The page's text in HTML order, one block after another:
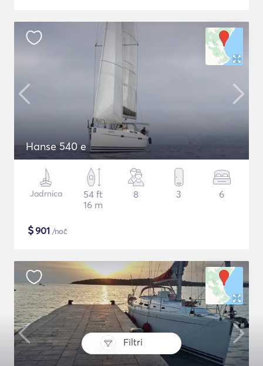
Filtri
Hanse 540 e
Jadrnica
54 ft
16 m
8 3 6
$901 /noč